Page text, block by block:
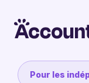
Pour les